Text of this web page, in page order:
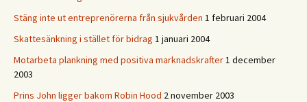
Stäng inte ut entreprenörerna från sjukvården 1 februari 2004
Skattesänkning i stället för bidrag 1 januari 2004
Motarbeta plankning med positiva marknadskrafter1 december
2003
Prins John ligger bakom Robin Hood 2 november 2003